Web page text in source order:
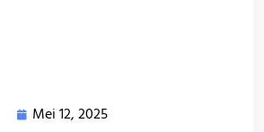
Mei 12, 2025